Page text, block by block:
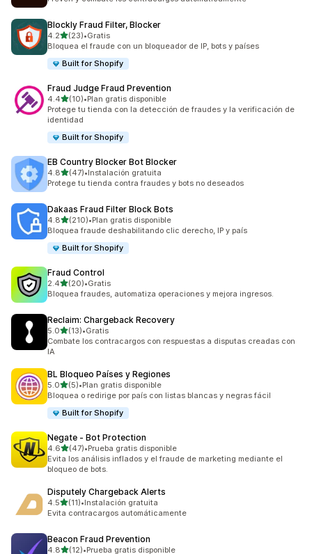
Blockly Fraud Filter, Blocker
4.2de 5 estrellas
(23)
23 reseñas en total
•Gratis
Bloquea el fraude con un bloqueador de IP, bots y países
Built for Shopify
Fraud Judge Fraud Prevention
4.4de 5 estrellas
(10)
10 reseñas en total
•Plan gratis disponible
Protege tu tienda con la detección de fraudes y la verificación de
identidad
Built for Shopify
EB Country Blocker Bot Blocker
4.8de 5 estrellas
(47)
47 reseñas en total
•Instalación gratuita
Protege tu tienda contra fraudes y bots no deseados
Dakaas Fraud Filter Block Bots
4.8de 5 estrellas
(210)
210 reseñas en total
•Plan gratis disponible
Bloquea fraude deshabilitando clic derecho, IP y país
Built for Shopify
Fraud Control
2.4de 5 estrellas
(20)
20 reseñas en total
•Gratis
Bloquea fraudes, automatiza operaciones y mejora ingresos.
Reclaim: Chargeback Recovery
5.0de 5 estrellas
(13)
13 reseñas en total
•Gratis
Combate los contracargos con respuestas a disputas creadas con
IA
BL Bloqueo Países y Regiones
5.0de 5 estrellas
(5)
5 reseñas en total
•Plan gratis disponible
Bloquea o redirige por país con listas blancas y negras fácil
Built for Shopify
Negate ‑ Bot Protection
4.6de 5 estrellas
(47)
47 reseñas en total
•Prueba gratis disponible
Evita los análisis inflados y el fraude de marketing mediante el
bloqueo de bots.
Disputely Chargeback Alerts
4.5de 5 estrellas
(11)
11 reseñas en total
•Instalación gratuita
Evita contracargos automáticamente
Beacon Fraud Prevention
4.8de 5 estrellas
(12)•Prueba gratis disponible